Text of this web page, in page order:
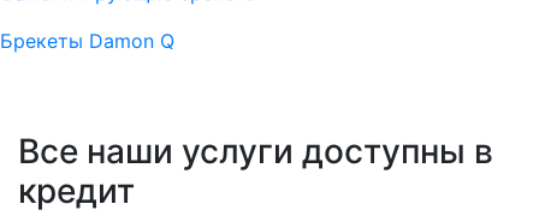
Брекеты Damon Q
Все наши услуги доступны в
кредит